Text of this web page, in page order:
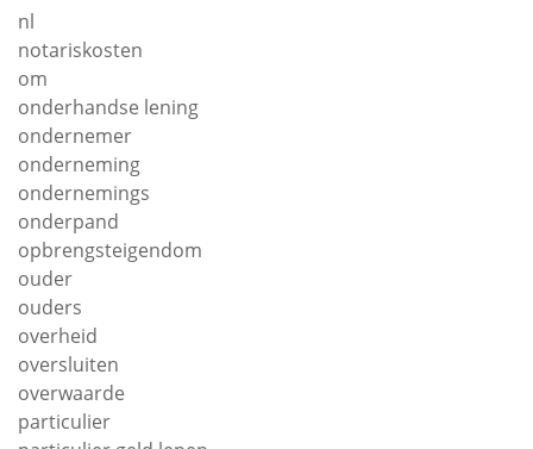
nl
notariskosten
om
onderhandse lening
ondernemer
onderneming
ondernemings
onderpand
opbrengsteigendom
ouder
ouders
overheid
oversluiten
overwaarde
particulier